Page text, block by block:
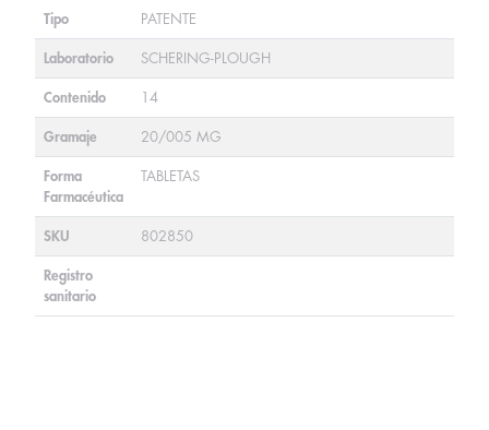
Tipo PATENTE
Laboratorio SCHERING-PLOUGH
Contenido 14
Gramaje 20/005 MG
Forma
Farmacéutica
TABLETAS
SKU 802850
Registro
sanitario